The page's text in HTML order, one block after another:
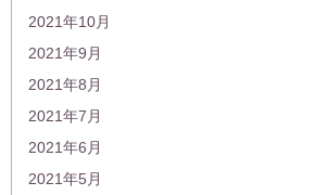
2021年10月
2021年9月
2021年8月
2021年7月
2021年6月
2021年5月